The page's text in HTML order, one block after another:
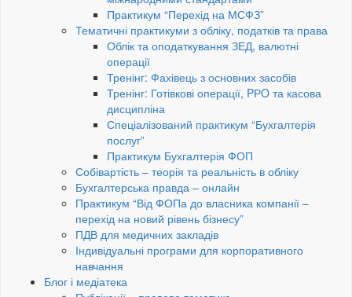
Практикум “Перехід на МСФЗ”
Тематичні практикуми з обліку, податків та права
Облік та оподаткування ЗЕД, валютні
операції
Тренінг: Фахівець з основних засобів
Тренінг: Готівкові операції, PРO та касова
дисципліна
Спеціалізований практикум “Бухгалтерія
послуг”
Практикум Бухгалтерія ФОП
Собівартість – теорія та реальність в обліку
Бухгалтерська правда – онлайн
Практикум “Від ФОПа до власника компанії –
перехід на новий рівень бізнесу”
ПДВ для медичних закладів
Індивідуальні програми для корпоративного
навчання
Блог і медіатека